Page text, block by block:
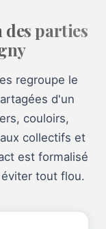
des parties
regroupe le
d'un
couloirs,
collectifs et
est formalisé
tout flou.